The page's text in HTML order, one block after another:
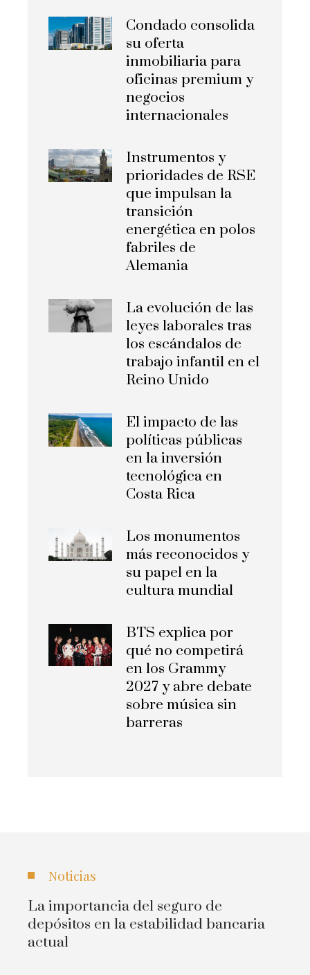
Condado consolida
su oferta
inmobiliaria para
oficinas premium y
negocios
internacionales
Instrumentos y
prioridades de RSE
que impulsan la
transición
energética en polos
fabriles de
Alemania
La evolución de las
leyes laborales tras
los escándalos de
trabajo infantil en el
Reino Unido
El impacto de las
políticas públicas
en la inversión
tecnológica en
Costa Rica
Los monumentos
más reconocidos y
su papel en la
cultura mundial
BTS explica por
qué no competirá
en los Grammy
2027 y abre debate
sobre música sin
barreras
Noticias
La importancia del seguro de
depósitos en la estabilidad bancaria
actual